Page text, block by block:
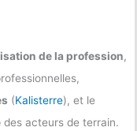
de la profession,
(Kalisterre), et le
des acteurs de terrain.